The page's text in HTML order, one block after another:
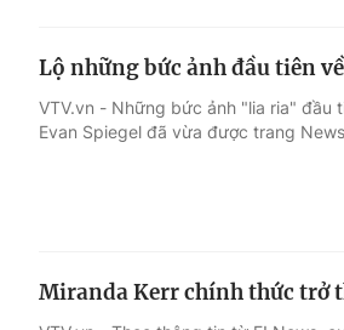
Lộ những bức ảnh đầu tiên
VTV.vn - Những bức ảnh "lia ria" đầu
Evan Spiegel đã vừa được trang
Miranda Kerr chính thức trở